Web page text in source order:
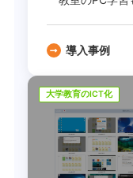
導入事例
大学教育のICT化